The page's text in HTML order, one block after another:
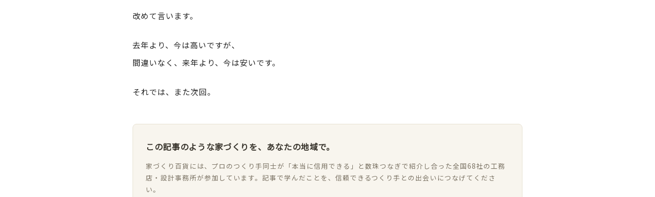
改めて言います。
去年より、今は高いですが、
間違いなく、来年より、今は安いです。
それでは、また次回。
この記事のような家づくりを、あなたの地域で。
家づくり百貨には、プロのつくり手同士が「本当に信用できる」と数珠つなぎで紹介し合った全国68社の工務
店・設計事務所が参加しています。記事で学んだことを、信頼できるつくり手との出会いにつなげてくださ
い。